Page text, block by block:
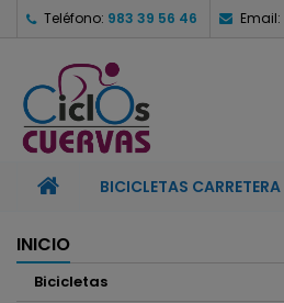
Teléfono: 983 39 56 46 Email:
BICICLETAS CARRETERA
INICIO
Bicicletas